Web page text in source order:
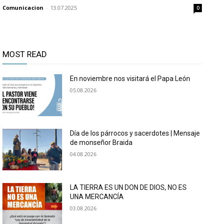
Comunicacion - 13.07.2025 0
MOST READ
En noviembre nos visitará el Papa León
05.08.2026
Día de los párrocos y sacerdotes | Mensaje
de monseñor Braida
04.08.2026
LA TIERRA ES UN DON DE DIOS, NO ES
UNA MERCANCÍA
03.08.2026